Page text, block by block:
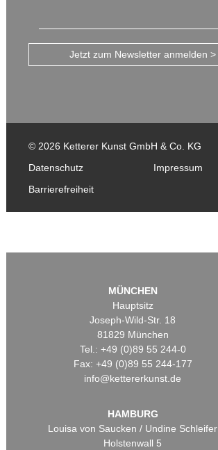
Jetzt zum Newsletter anmelden >
© 2026 Ketterer Kunst GmbH & Co. KG
Datenschutz
Impressum
Barrierefreiheit
MÜNCHEN
Hauptsitz
Joseph-Wild-Str. 18
81829 München
Tel.: +49 (0)89 55 244-0
Fax: +49 (0)89 55 244-177
info@kettererkunst.de
HAMBURG
Louisa von Saucken / Undine Schleifer
Holstenwall 5